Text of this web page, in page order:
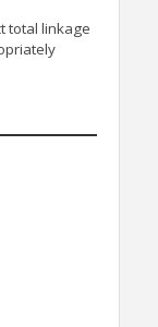
total linkage